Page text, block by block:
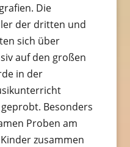
Die
der dritten und
sich über
auf den großen
in der
Besonders
Proben am
zusammen